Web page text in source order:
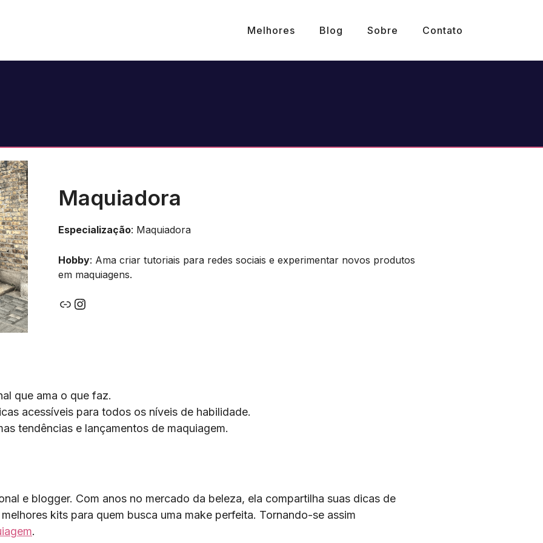
Melhores Blog Sobre Contato
Maquiadora
Especialização: Maquiadora
Hobby: Ama criar tutoriais para redes sociais e experimentar novos produtos
em maquiagens.
LinkInstagram
que ama o que faz.
acessíveis para todos os níveis de habilidade.
tendências e lançamentos de maquiagem.
e blogger. Com anos no mercado da beleza, ela compartilha suas dicas de
kits para quem busca uma make perfeita. Tornando-se assim
.